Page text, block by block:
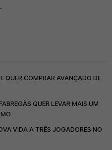
QUER COMPRAR AVANÇADO DE
QUER LEVAR MAIS UM
VIDA A TRÊS JOGADORES NO